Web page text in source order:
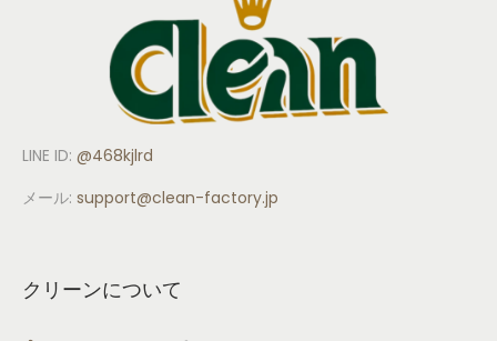
LINE ID: @468kjlrd
メール: support@clean-factory.jp
クリーンについて